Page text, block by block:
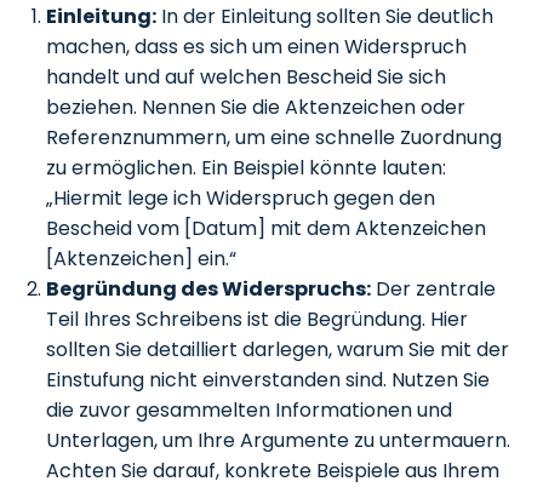
Einleitung: In der Einleitung sollten Sie deutlich
machen, dass es sich um einen Widerspruch
handelt und auf welchen Bescheid Sie sich
beziehen. Nennen Sie die Aktenzeichen oder
Referenznummern, um eine schnelle Zuordnung
zu ermöglichen. Ein Beispiel könnte lauten:
„Hiermit lege ich Widerspruch gegen den
Bescheid vom [Datum] mit dem Aktenzeichen
[Aktenzeichen] ein.“
Begründung des Widerspruchs: Der zentrale
Teil Ihres Schreibens ist die Begründung. Hier
sollten Sie detailliert darlegen, warum Sie mit der
Einstufung nicht einverstanden sind. Nutzen Sie
die zuvor gesammelten Informationen und
Unterlagen, um Ihre Argumente zu untermauern.
Achten Sie darauf, konkrete Beispiele aus Ihrem